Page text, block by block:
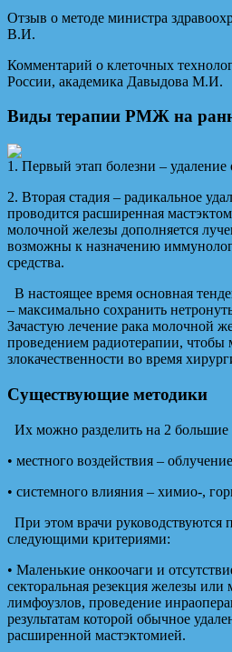
Отзыв о методе министра
В.И.
Комментарий о клеточных
России, академика Давыдова М.И.
Виды терапии РМЖ на
1. Первый этап болезни – удаление
2. Вторая стадия – радикальное
проводится расширенная
молочной железы дополняется
возможны к назначению
средства.
В настоящее время основная
– максимально сохранить
Зачастую лечение рака молочной
проведением радиотерапии,
злокачественности во время
Существующие методики
Их можно разделить на 2
• местного воздействия –
• системного влияния – химио-,
При этом врачи руководствуются
следующими критериями:
• Маленькие онкоочаги и
секторальная резекция железы или
лимфоузлов, проведение
результатам которой обычное
расширенной мастэктомией.